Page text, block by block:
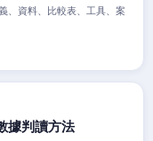
、資料、比較表、工具、案
據判讀方法